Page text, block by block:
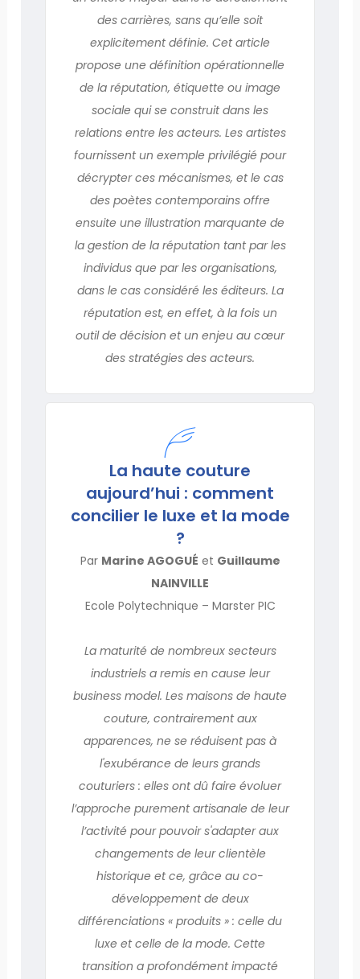
des carrières, sans qu’elle soit
explicitement définie. Cet article
propose une définition opérationnelle
de la réputation, étiquette ou image
sociale qui se construit dans les
relations entre les acteurs. Les artistes
fournissent un exemple privilégié pour
décrypter ces mécanismes, et le cas
des poètes contemporains offre
ensuite une illustration marquante de
la gestion de la réputation tant par les
individus que par les organisations,
dans le cas considéré les éditeurs. La
réputation est, en effet, à la fois un
outil de décision et un enjeu au cœur
des stratégies des acteurs.
La haute couture
aujourd’hui : comment
concilier le luxe et la mode
?
Par Marine AGOGUÉ et Guillaume
NAINVILLE
Ecole Polytechnique – Marster PIC
La maturité de nombreux secteurs
industriels a remis en cause leur
business model. Les maisons de haute
couture, contrairement aux
apparences, ne se réduisent pas à
l'exubérance de leurs grands
couturiers : elles ont dû faire évoluer
l’approche purement artisanale de leur
l’activité pour pouvoir s'adapter aux
changements de leur clientèle
historique et ce, grâce au co-
développement de deux
différenciations « produits » : celle du
luxe et celle de la mode. Cette
transition a profondément impacté